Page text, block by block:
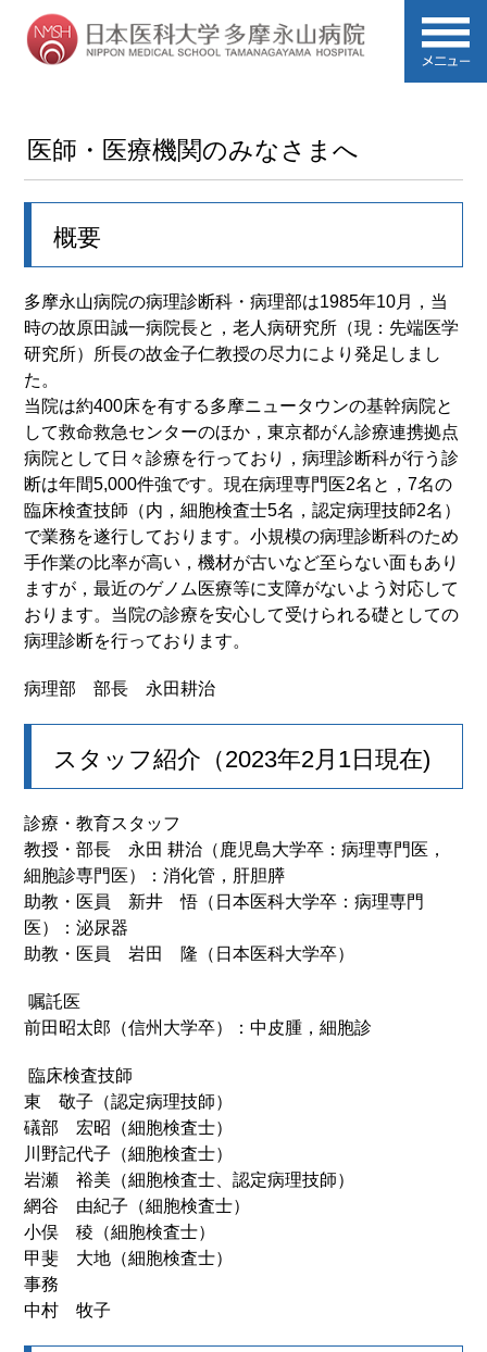
医師・医療機関のみなさまへ
概要
多摩永山病院の病理診断科・病理部は1985年10月，当
時の故原田誠一病院長と，老人病研究所（現：先端医学
研究所）所長の故金子仁教授の尽力により発足しまし
た。
当院は約400床を有する多摩ニュータウンの基幹病院と
して救命救急センターのほか，東京都がん診療連携拠点
病院として日々診療を行っており，病理診断科が行う診
断は年間5,000件強です。現在病理専門医2名と，7名の
臨床検査技師（内，細胞検査士5名，認定病理技師2名）
で業務を遂行しております。小規模の病理診断科のため
手作業の比率が高い，機材が古いなど至らない面もあり
ますが，最近のゲノム医療等に支障がないよう対応して
おります。当院の診療を安心して受けられる礎としての
病理診断を行っております。
病理部 部長 永田耕治
スタッフ紹介（2023年2月1日現在)
診療・教育スタッフ
教授・部長 永田 耕治（鹿児島大学卒：病理専門医，
細胞診専門医）：消化管，肝胆膵
助教・医員 新井 悟（日本医科大学卒：病理専門
医）：泌尿器
助教・医員 岩田 隆（日本医科大学卒）
嘱託医
前田昭太郎（信州大学卒）：中皮腫，細胞診
臨床検査技師
東 敬子（認定病理技師）
礒部 宏昭（細胞検査士）
川野記代子（細胞検査士）
岩瀬 裕美（細胞検査士、認定病理技師）
網谷 由紀子（細胞検査士）
小俣 稜（細胞検査士）
甲斐 大地（細胞検査士）
事務
中村 牧子